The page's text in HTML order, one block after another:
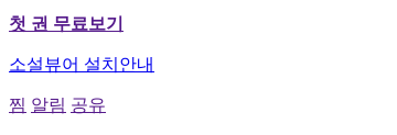
첫 권 무료보기
소설뷰어 설치안내
찜 알림 공유